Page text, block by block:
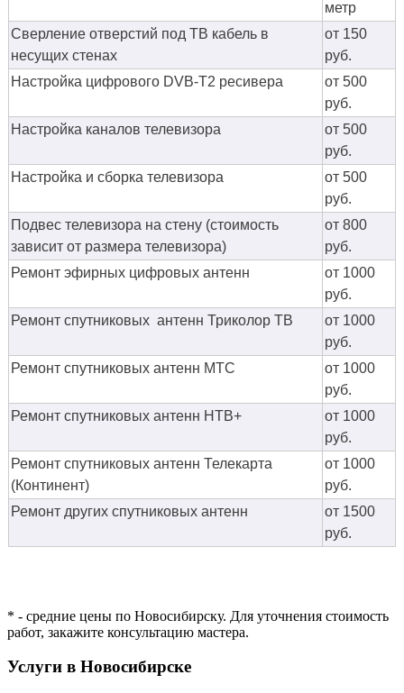
метр
Сверление отверстий под ТВ кабель в
несущих стенах
от 150
руб.
Настройка цифрового DVB-T2 ресивера
от 500
руб.
Настройка каналов телевизора
от 500
руб.
Настройка и сборка телевизора
от 500
руб.
Подвес телевизора на стену (стоимость
зависит от размера телевизора)
от 800
руб.
Ремонт эфирных цифровых антенн
от 1000
руб.
Ремонт спутниковых антенн Триколор ТВ
от 1000
руб.
Ремонт спутниковых антенн МТС
от 1000
руб.
Ремонт спутниковых антенн НТВ+
от 1000
руб.
Ремонт спутниковых антенн Телекарта
(Континент)
от 1000
руб.
Ремонт других спутниковых антенн
от 1500
руб.
* - средние цены по Новосибирску. Для уточнения стоимость
работ, закажите консультацию мастера.
Услуги в Новосибирске